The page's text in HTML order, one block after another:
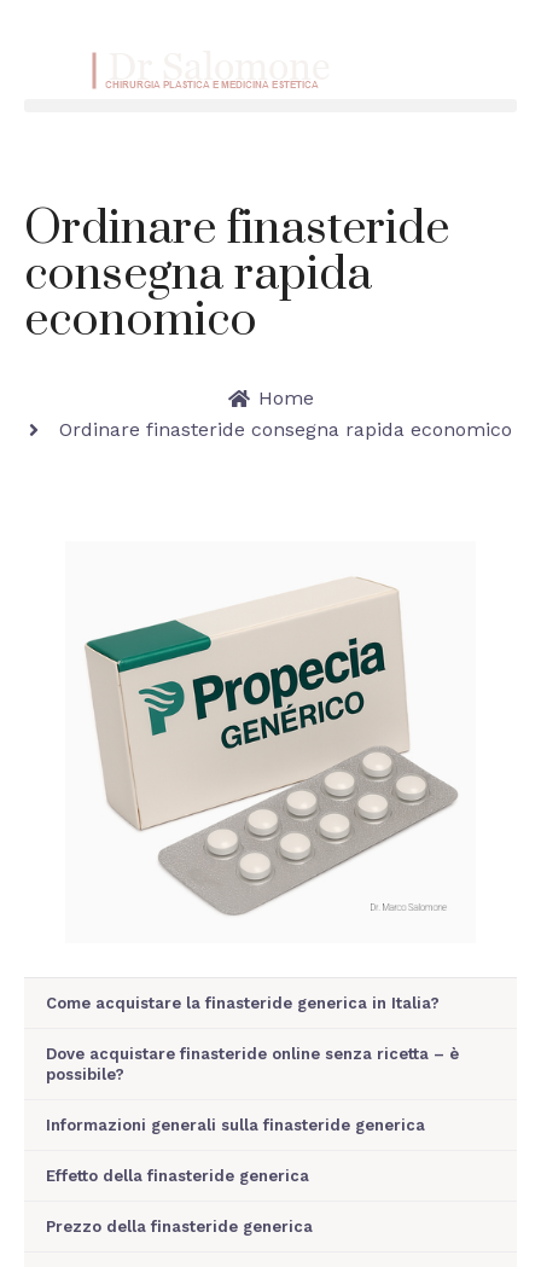
Ordinare finasteride
consegna rapida
economico
Home
Ordinare finasteride consegna rapida economico
Come acquistare la finasteride generica in Italia?
Dove acquistare finasteride online senza ricetta – è
possibile?
Informazioni generali sulla finasteride generica
Effetto della finasteride generica
Prezzo della finasteride generica